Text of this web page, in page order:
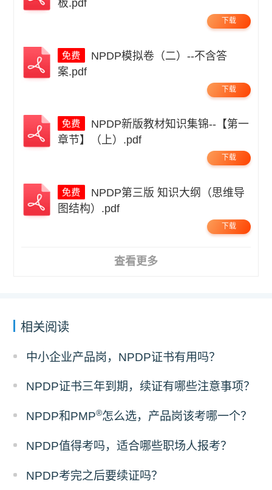
板.pdf
下载
案.pdf
下载
章节】（上）.pdf
下载
图结构）.pdf
下载
查看更多
相关阅读
中小企业产品岗，NPDP证书有用吗？
NPDP证书三年到期，续证有哪些注意事项？
NPDP和PMP®怎么选，产品岗该考哪一个？
NPDP值得考吗，适合哪些职场人报考？
NPDP考完之后要续证吗？